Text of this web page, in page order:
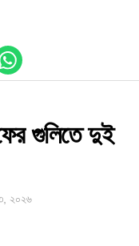
গুলিতে দুই
২০২৬